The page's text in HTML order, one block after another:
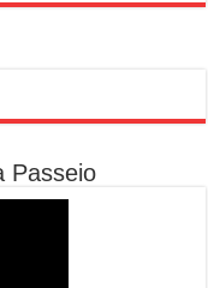
Passeio